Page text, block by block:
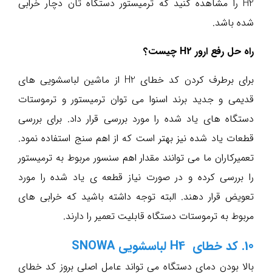
H2 را مشاهده کنید که ترمیستور دستگاه تان دچار خرابی
شده باشد.
راه حل رفع ارور H2 چیست؟
برای برطرف کردن کد خطای H2 از ماشین لباسشویی های
قدیمی و جدید برند اسنوا می توان ترمیستور و ترموستات
دستگاه های یاد شده را مورد بررسی قرار داد. برای بررسی
قطعات یاد شده نیز بهتر است که از اهم سنج استفاده نمود.
تعمیرکاران ما می توانند مقدار اهم سنسور مربوط به ترمیستور
را بررسی کرده و در صورت نیاز قطعه ی یاد شده را مورد
تعویض قرار دهند. البته توجه داشته باشید که خرابی های
مربوط به ترموستات دستگاه قابلیت تعمیر را دارند.
10. کد خطای H4 لباسشویی SNOWA
بالا بودن دمای دستگاه می تواند عامل اصلی بروز کد خطای